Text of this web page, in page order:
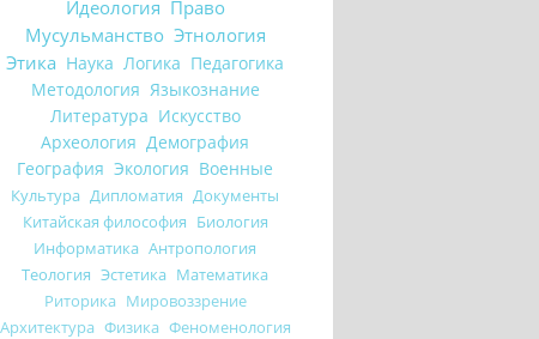
Идеология Право
Мусульманство Этнология
Этика Наука Логика Педагогика
Методология Языкознание
Литература Искусство
Археология Демография
География Экология Военные
Культура Дипломатия Документы
Китайская философия Биология
Информатика Антропология
Теология Эстетика Математика
Риторика Мировоззрение
Архитектура Физика Феноменология